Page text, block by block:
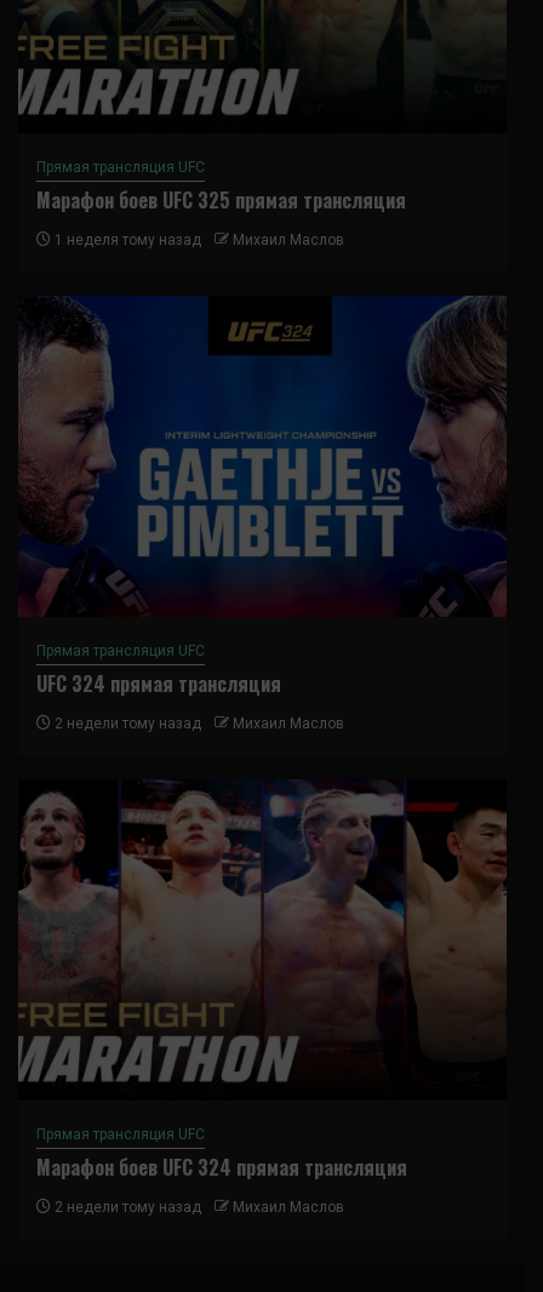
Прямая трансляция UFC
Марафон боев UFC 325 прямая трансляция
1 неделя тому назад Михаил Маслов
Прямая трансляция UFC
UFC 324 прямая трансляция
2 недели тому назад Михаил Маслов
Прямая трансляция UFC
Марафон боев UFC 324 прямая трансляция
2 недели тому назад Михаил Маслов